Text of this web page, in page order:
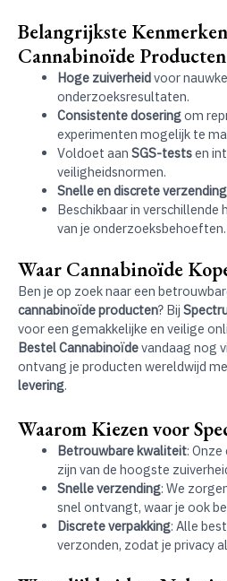
Belangrijkste
Cannabinoïde Producten
Hoge zuiverheidvoor
onderzoeksresultaten.
Consistente doseringom
experimenten mogelijk te
Voldoet aan SGS-testsen
veiligheidsnormen.
Snelle en discrete verzending
Beschikbaar in verschillende
van je onderzoeksbehoeften.
Waar Cannabinoïde
Ben je op zoek naar een
cannabinoïde producten? Bij
voor een gemakkelijke en veilige
Bestel Cannabinoïdevandaag nog
ontvang je producten wereldwijd
levering.
Waarom Kiezen voor
Betrouwbare kwaliteit:
zijn van de hoogste
Snelle verzending: We
snel ontvangt, waar je ook
Discrete verpakking: Alle
verzonden, zodat je privacy